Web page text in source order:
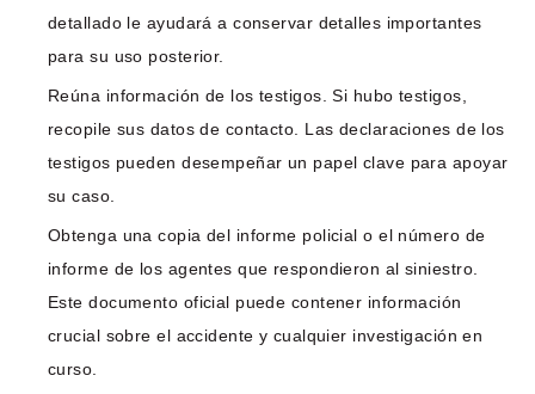
detallado le ayudará a conservar detalles importantes
para su uso posterior.
Reúna información de los testigos. Si hubo testigos,
recopile sus datos de contacto. Las declaraciones de los
testigos pueden desempeñar un papel clave para apoyar
su caso.
Obtenga una copia del informe policial o el número de
informe de los agentes que respondieron al siniestro.
Este documento oficial puede contener información
crucial sobre el accidente y cualquier investigación en
curso.